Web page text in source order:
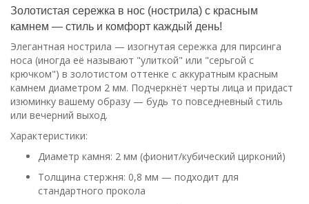
Золотистая сережка в нос (нострила) с красным
камнем — стиль и комфорт каждый день!
Элегантная нострила — изогнутая сережка для пирсинга
носа (иногда её называют "улиткой" или "серьгой с
крючком") в золотистом оттенке с аккуратным красным
камнем диаметром 2 мм. Подчеркнёт черты лица и придаст
изюминку вашему образу — будь то повседневный стиль
или вечерний выход.
Характеристики:
Диаметр камня: 2 мм (фионит/кубический цирконий)
Толщина стержня: 0,8 мм — подходит для
стандартного прокола